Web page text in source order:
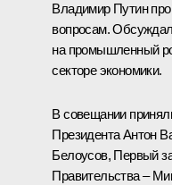
Владимир Путин
вопросам.
на промышленный
секторе экономики.
В совещании
ПрезидентаАнтон
Белоусов, Первый
Правительства –